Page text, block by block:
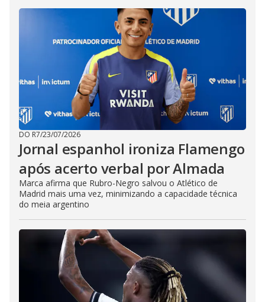
DO R7/23/07/2026
Jornal espanhol ironiza Flamengo
após acerto verbal por Almada
Marca afirma que Rubro-Negro salvou o Atlético de
Madrid mais uma vez, minimizando a capacidade técnica
do meia argentino